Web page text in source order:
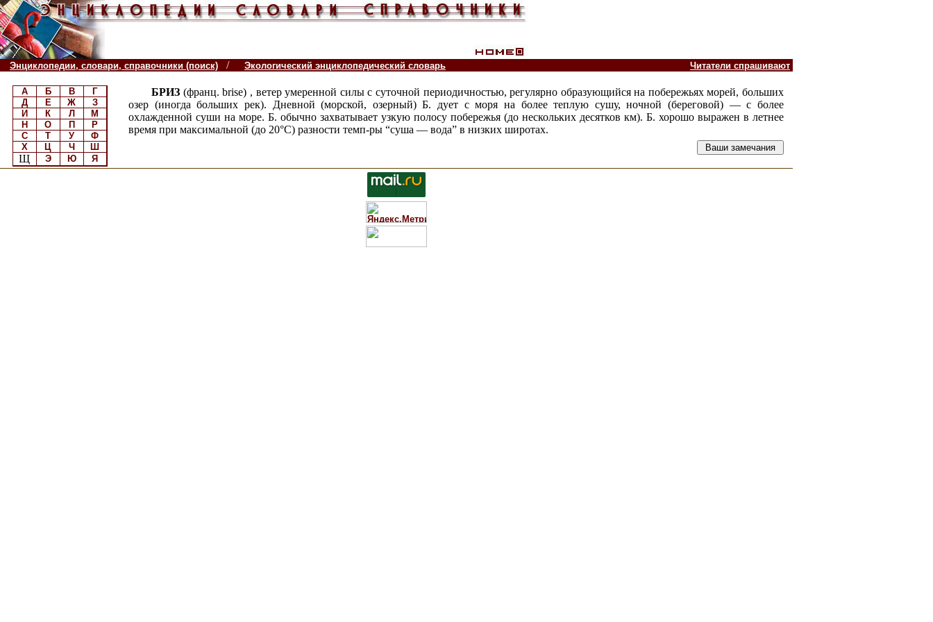
Энциклопедии, словари, справочники (поиск) / Экологический энциклопедический словарь Читатели спрашивают
А Б В
Г
Д
Е Ж
З
И
К Л
М
Н
О П
Р
С
Т У
Ф
Х
Ц Ч Ш
Щ Э Ю Я
БРИЗ (франц. brise) , ветер умеренной силы с суточной периодичностью, регулярно образующийся на побережьях морей, больших
озер (иногда больших рек). Дневной (морской, озерный) Б. дует с моря на более теплую сушу, ночной (береговой) — с более
охлажденной суши на море. Б. обычно захватывает узкую полосу побережья (до нескольких десятков км). Б. хорошо выражен в летнее
время при максимальной (до 20°С) разности темп-ры “суша — вода” в низких широтах.